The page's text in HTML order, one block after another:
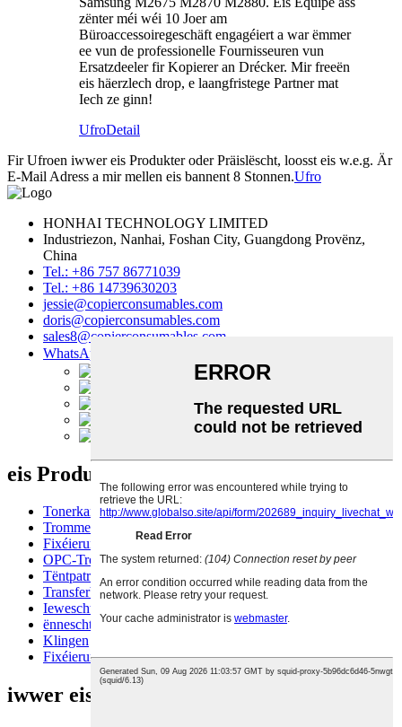
zënter méi wéi 10 Joer am
Büroaccessoiregeschäft engagéiert a war ëmmer
ee vun de professionelle Fournisseuren vun
Ersatzdeeler fir Kopierer an Drécker. Mir freeën
eis häerzlech drop, e laangfristege Partner mat
Iech ze ginn!
UfroDetail
Fir Ufroen iwwer eis Produkter oder Präislëscht, loosst eis w.e.g. Är
E-Mail Adress a mir mellen eis bannent 8 Stonnen.Ufro
HONHAI TECHNOLOGY LIMITED
Industriezon, Nanhai, Foshan City, Guangdong Provënz,
China
Tel.: +86 757 86771039
Tel.: +86 14739630203
jessie@copierconsumables.com
doris@copierconsumables.com
sales8@copierconsumables.com
WhatsApp：8614739630203
eis Produkter
Tonerkartusch
Trommelunitéit
Fixéierungseenheet
OPC-Trommel
Tëntpatroun
Transferband
Ieweschte Fixéierungsroll
ënneschten Drockroll
Klingen
Fixéierungsfoliehülle
iwwer eis